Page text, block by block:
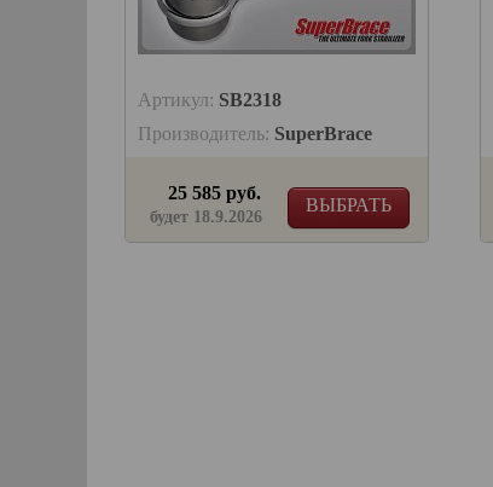
Артикул: SB2318
Производитель: SuperBrace
ВЫБРАТЬ
25 585 руб.
будет 18.9.2026